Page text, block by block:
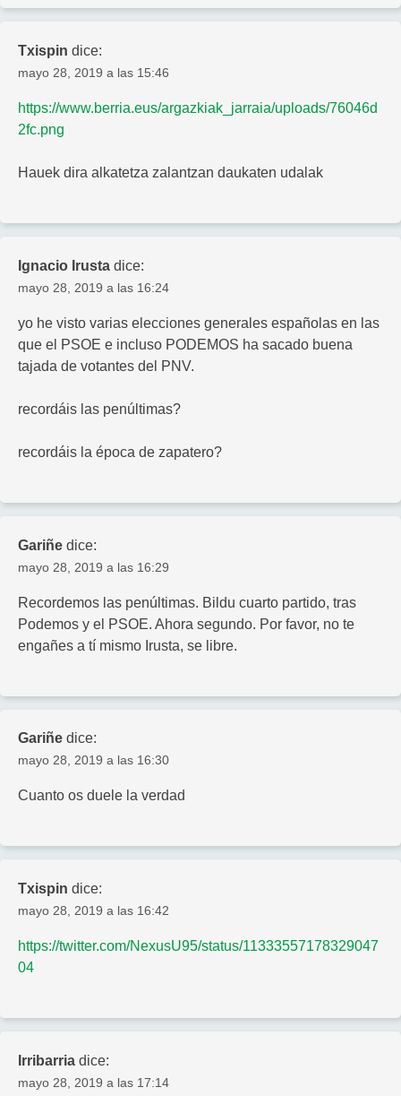
Txispin dice:
mayo 28, 2019 a las 15:46
https://www.berria.eus/argazkiak_jarraia/uploads/76046d
2fc.png
Hauek dira alkatetza zalantzan daukaten udalak
Ignacio Irusta dice:
mayo 28, 2019 a las 16:24
yo he visto varias elecciones generales españolas en las
que el PSOE e incluso PODEMOS ha sacado buena
tajada de votantes del PNV.
recordáis las penúltimas?
recordáis la época de zapatero?
Gariñe dice:
mayo 28, 2019 a las 16:29
Recordemos las penúltimas. Bildu cuarto partido, tras
Podemos y el PSOE. Ahora segundo. Por favor, no te
engañes a tí mismo Irusta, se libre.
Gariñe dice:
mayo 28, 2019 a las 16:30
Cuanto os duele la verdad
Txispin dice:
mayo 28, 2019 a las 16:42
https://twitter.com/NexusU95/status/11333557178329047
04
Irribarria dice:
mayo 28, 2019 a las 17:14